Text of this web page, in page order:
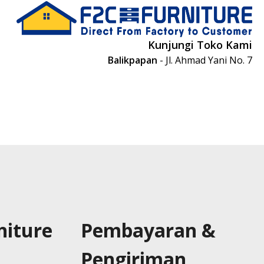
Kunjungi Toko Kami
Balikpapan - Jl. Ahmad Yani No. 7
Pembayaran &